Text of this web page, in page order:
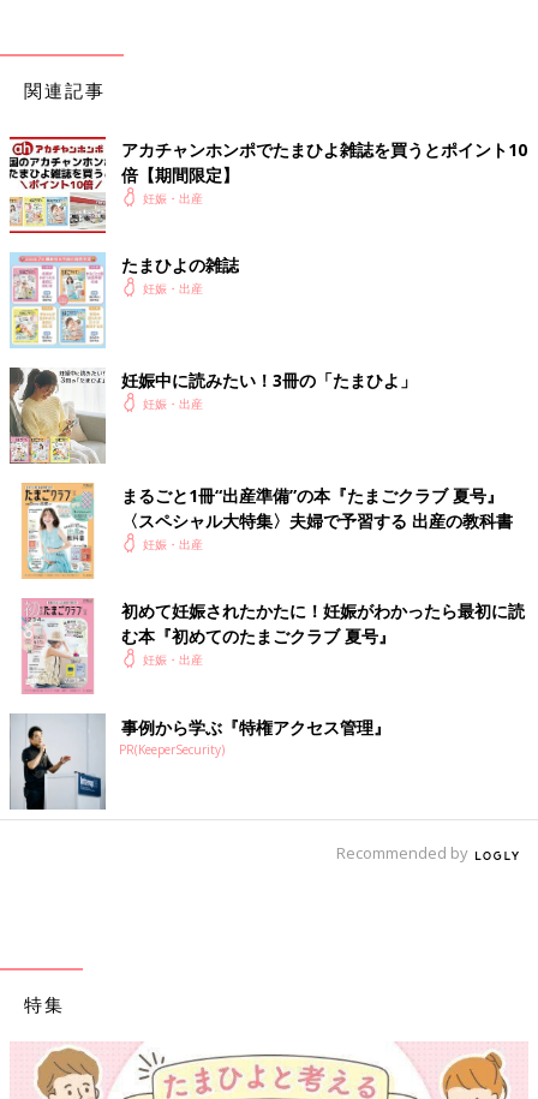
でも手術の説明のとき「帝王切開は赤ちゃんのことを1番に考え
人のために受ける手術は、帝王切開とドナー手術だけです。」っ
ていう先生の言葉にすごく感動しました
手術への恐怖心より、赤ちゃんやっと出してあげられる、麻酔打
てる！って思いが勝ちました！
7:00すぎくらい(?)
手術室へ移動！念願の麻酔処置
7:45
おなかにメス入って5分くらいで赤ちゃん誕生！
3306g
元気な女の子
出てきた時、臍の緒がぐるぐるに身体中に巻き付いてました。そ
れでも、すぐ元気に産声上げてくれて号泣
苦しかったのに元気に産まれてくれてありがとう！
帝王切開後の処置や痛みも、陣痛に比べたら痛くないし頑張れて
ます
これからご出産の方の安産をお祈りしてます
いかがでしたか？ たまひよのアプリ「まいにちのたまひよ」で
は、もっとたくさんの「出産レポート」を読むことができます！
また、同じ出産予定月の人と情報交換ができる「同期ルーム」も
ありますので、ぜひ活用してみてくださいね。
たまひよのアプリ「まいにちのたまひよ」は、【たまひよアプ
リ】でストア検索してもDLできます！
たまひよの「出産体験談」をもっと読みたい人はこちら
関連記事
アカチャンホンポでたまひよ雑誌を買うとポイント10
倍【期間限定】
妊娠・出産
たまひよの雑誌
妊娠・出産
妊娠中に読みたい！3冊の「たまひよ」
妊娠・出産
まるごと1冊“出産準備”の本『たまごクラブ 夏号』
〈スペシャル大特集〉夫婦で予習する 出産の教科書
妊娠・出産
初めて妊娠されたかたに！妊娠がわかったら最初に読
む本『初めてのたまごクラブ 夏号』
妊娠・出産
事例から学ぶ『特権アクセス管理』
PR(KeeperSecurity)
Recommended by
特集